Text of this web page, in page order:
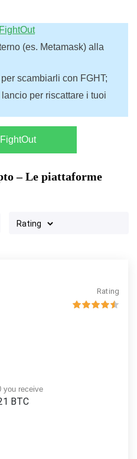
FightOut
(es. Metamask) alla
scambiarli con FGHT;
per riscattare i tuoi
– Le piattaforme
Rating
you receive
BTC